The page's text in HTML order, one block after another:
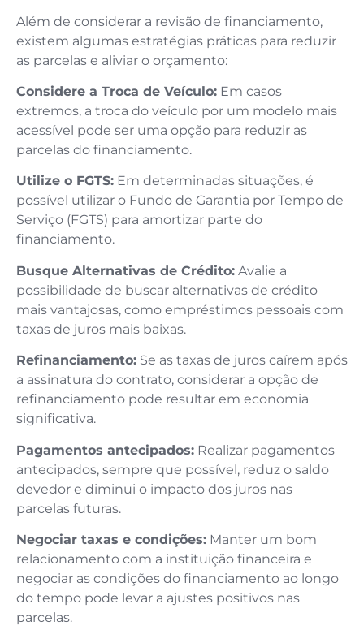
Além de considerar a revisão de financiamento,
existem algumas estratégias práticas para reduzir
as parcelas e aliviar o orçamento:
Considere a Troca de Veículo: Em casos
extremos, a troca do veículo por um modelo mais
acessível pode ser uma opção para reduzir as
parcelas do financiamento.
Utilize o FGTS: Em determinadas situações, é
possível utilizar o Fundo de Garantia por Tempo de
Serviço (FGTS) para amortizar parte do
financiamento.
Busque Alternativas de Crédito: Avalie a
possibilidade de buscar alternativas de crédito
mais vantajosas, como empréstimos pessoais com
taxas de juros mais baixas.
Refinanciamento: Se as taxas de juros caírem após
a assinatura do contrato, considerar a opção de
refinanciamento pode resultar em economia
significativa.
Pagamentos antecipados: Realizar pagamentos
antecipados, sempre que possível, reduz o saldo
devedor e diminui o impacto dos juros nas
parcelas futuras.
Negociar taxas e condições: Manter um bom
relacionamento com a instituição financeira e
negociar as condições do financiamento ao longo
do tempo pode levar a ajustes positivos nas
parcelas.